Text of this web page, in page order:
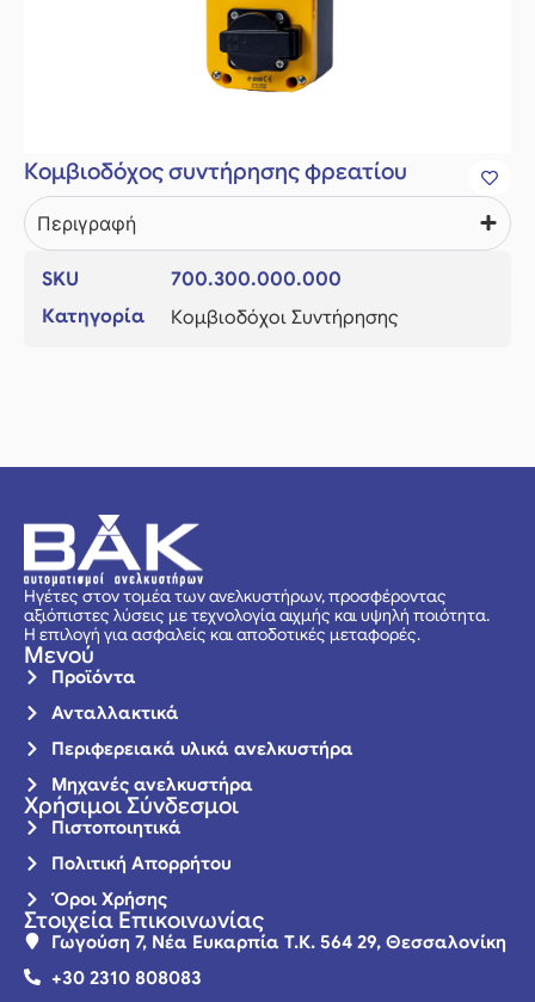
Κομβιοδόχος συντήρησης φρεατίου
Περιγραφή
SKU
700.300.000.000
Κατηγορία
Κομβιοδόχοι Συντήρησης
Ηγέτες στον τομέα των ανελκυστήρων, προσφέροντας
αξιόπιστες λύσεις με τεχνολογία αιχμής και υψηλή ποιότητα.
Η επιλογή για ασφαλείς και αποδοτικές μεταφορές.
Μενού
Προϊόντα
Ανταλλακτικά
Περιφερειακά υλικά ανελκυστήρα
Μηχανές ανελκυστήρα
Χρήσιμοι Σύνδεσμοι
Πιστοποιητικά
Πολιτική Απορρήτου
Όροι Χρήσης
Στοιχεία Επικοινωνίας
Γωγούση 7, Νέα Ευκαρπία Τ.Κ. 564 29, Θεσσαλονίκη
+30 2310 808083